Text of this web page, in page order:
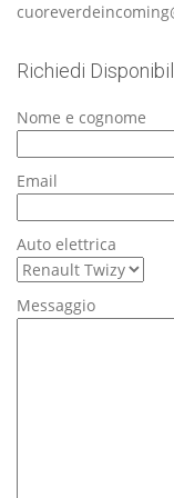
Richiedi
Nome e cognome
Email
Auto elettrica
Messaggio